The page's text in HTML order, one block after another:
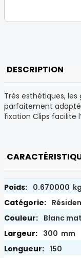
DESCRIPTION
Très esthétiques, les
parfaitement
fixation Clips facilite
0.670000 kg
Blanc mat
300 mm
150